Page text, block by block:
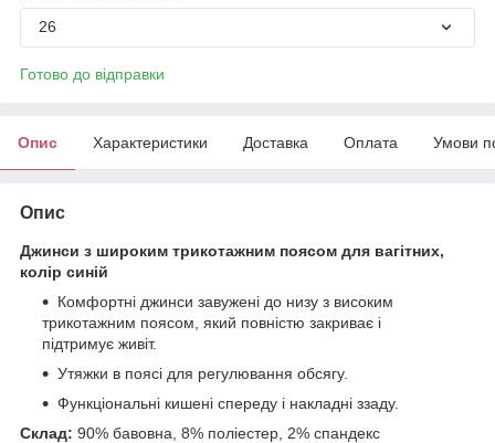
26
Готово до відправки
Опис Характеристики Доставка Оплата Умови
Опис
Джинси з широким трикотажним поясом для вагітних,
колір синій
Комфортні джинси завужені до низу з високим
трикотажним поясом, який повністю закриває і
підтримує живіт.
Утяжки в поясі для регулювання обсягу.
Функціональні кишені спереду і накладні ззаду.
Склад: 90% бавовна, 8% поліестер, 2% спандекс